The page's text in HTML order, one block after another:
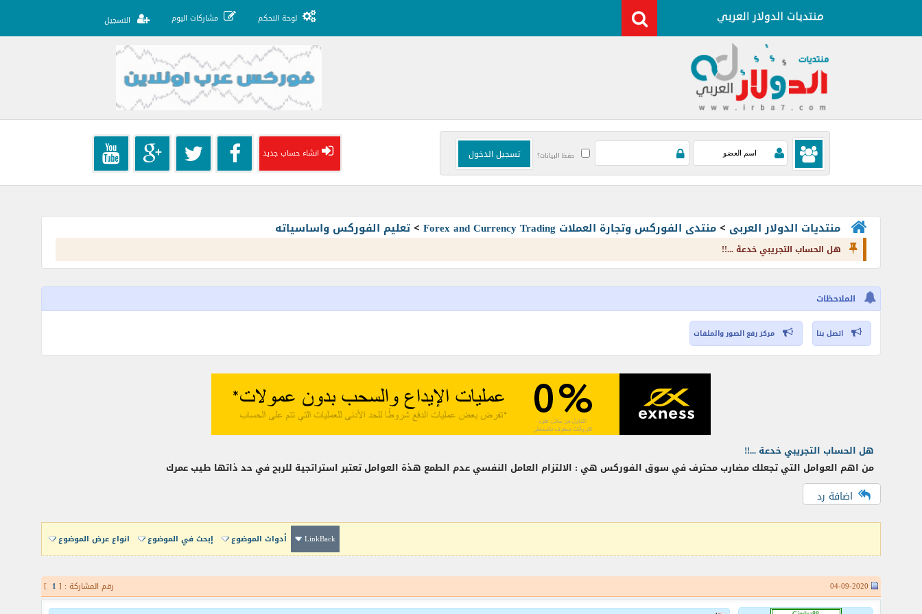
لوحة التحكم مشاركات اليوم التسجيل
حفظ البيانات؟ انشاء حساب جديد
منتديات الدولار العربى >منتدى الفوركس وتجارة العملات Forex and Currency Trading >تعليم الفوركس واساسياته
هل الحساب التجريبي خدعة ...!!
الملاحظات
اتصل بنا مركز رفع الصور والملفات
هل الحساب التجريبي خدعة ...!!
من اهم العوامل التي تجعلك مضارب محترف في سوق الفوركس هي : الالتزام العامل النفسي عدم الطمع هذة العوامل تعتبر استراتجية للربح في حد ذاتها طيب عمرك
اضافة رد
LinkBack أدوات الموضوع إبحث في الموضوع انواع عرض الموضوع
رقم المشاركة : [ 1
]